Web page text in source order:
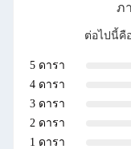
ภ
ต่อไปนี้คื
5 ดารา
4 ดารา
3 ดารา
2 ดารา
1 ดารา